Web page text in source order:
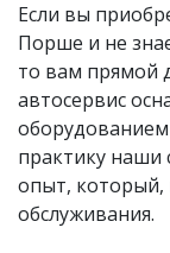
Если вы
Порше и не
то вам прямой
автосервис
практику наши
опыт, который,
обслуживания.